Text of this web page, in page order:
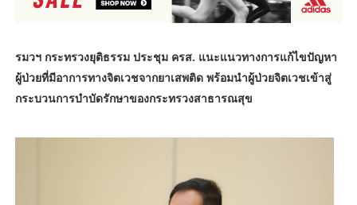
รมวฯ กระทรวงยุติธรรม ประชุม ครส. แนะแนวทางการแก้ไขปัญหา
ผู้ป่วยที่มีอาการทางจิตเวชจากยาเสพติด พร้อมนำผู้ป่วยจิตเวชเข้าสู่
กระบวนการบำบัดรักษาของกระทรวงสาธารณสุข